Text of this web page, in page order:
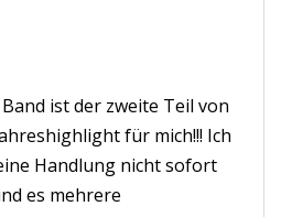
ist der zweite Teil von
für mich!!! Ich
Handlung nicht sofort
es mehrere